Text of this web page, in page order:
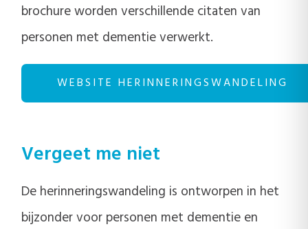
brochure worden verschillende citaten van
personen met dementie verwerkt.
WEBSITE HERINNERINGSWANDELING
Vergeet me niet
De herinneringswandeling is ontworpen in het
bijzonder voor personen met dementie en